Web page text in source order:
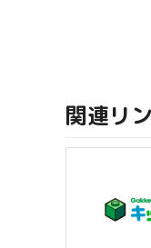
関連リ